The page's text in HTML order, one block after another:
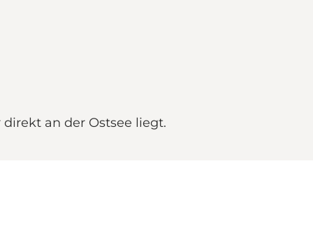
an der Ostsee liegt.